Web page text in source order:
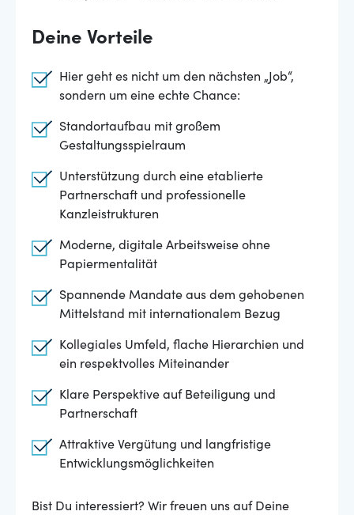
Deine Vorteile
Hier geht es nicht um den nächsten „Job“,
sondern um eine echte Chance:
Standortaufbau mit großem
Gestaltungsspielraum
Unterstützung durch eine etablierte
Partnerschaft und professionelle
Kanzleistrukturen
Moderne, digitale Arbeitsweise ohne
Papiermentalität
Spannende Mandate aus dem gehobenen
Mittelstand mit internationalem Bezug
Kollegiales Umfeld, flache Hierarchien und
ein respektvolles Miteinander
Klare Perspektive auf Beteiligung und
Partnerschaft
Attraktive Vergütung und langfristige
Entwicklungsmöglichkeiten
Bist Du interessiert? Wir freuen uns auf Deine